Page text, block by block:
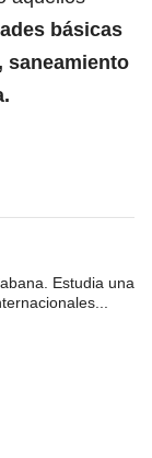
básicas
saneamiento
Estudia una